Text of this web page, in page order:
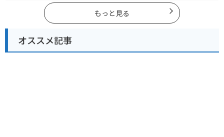
もっと見る
オススメ記事